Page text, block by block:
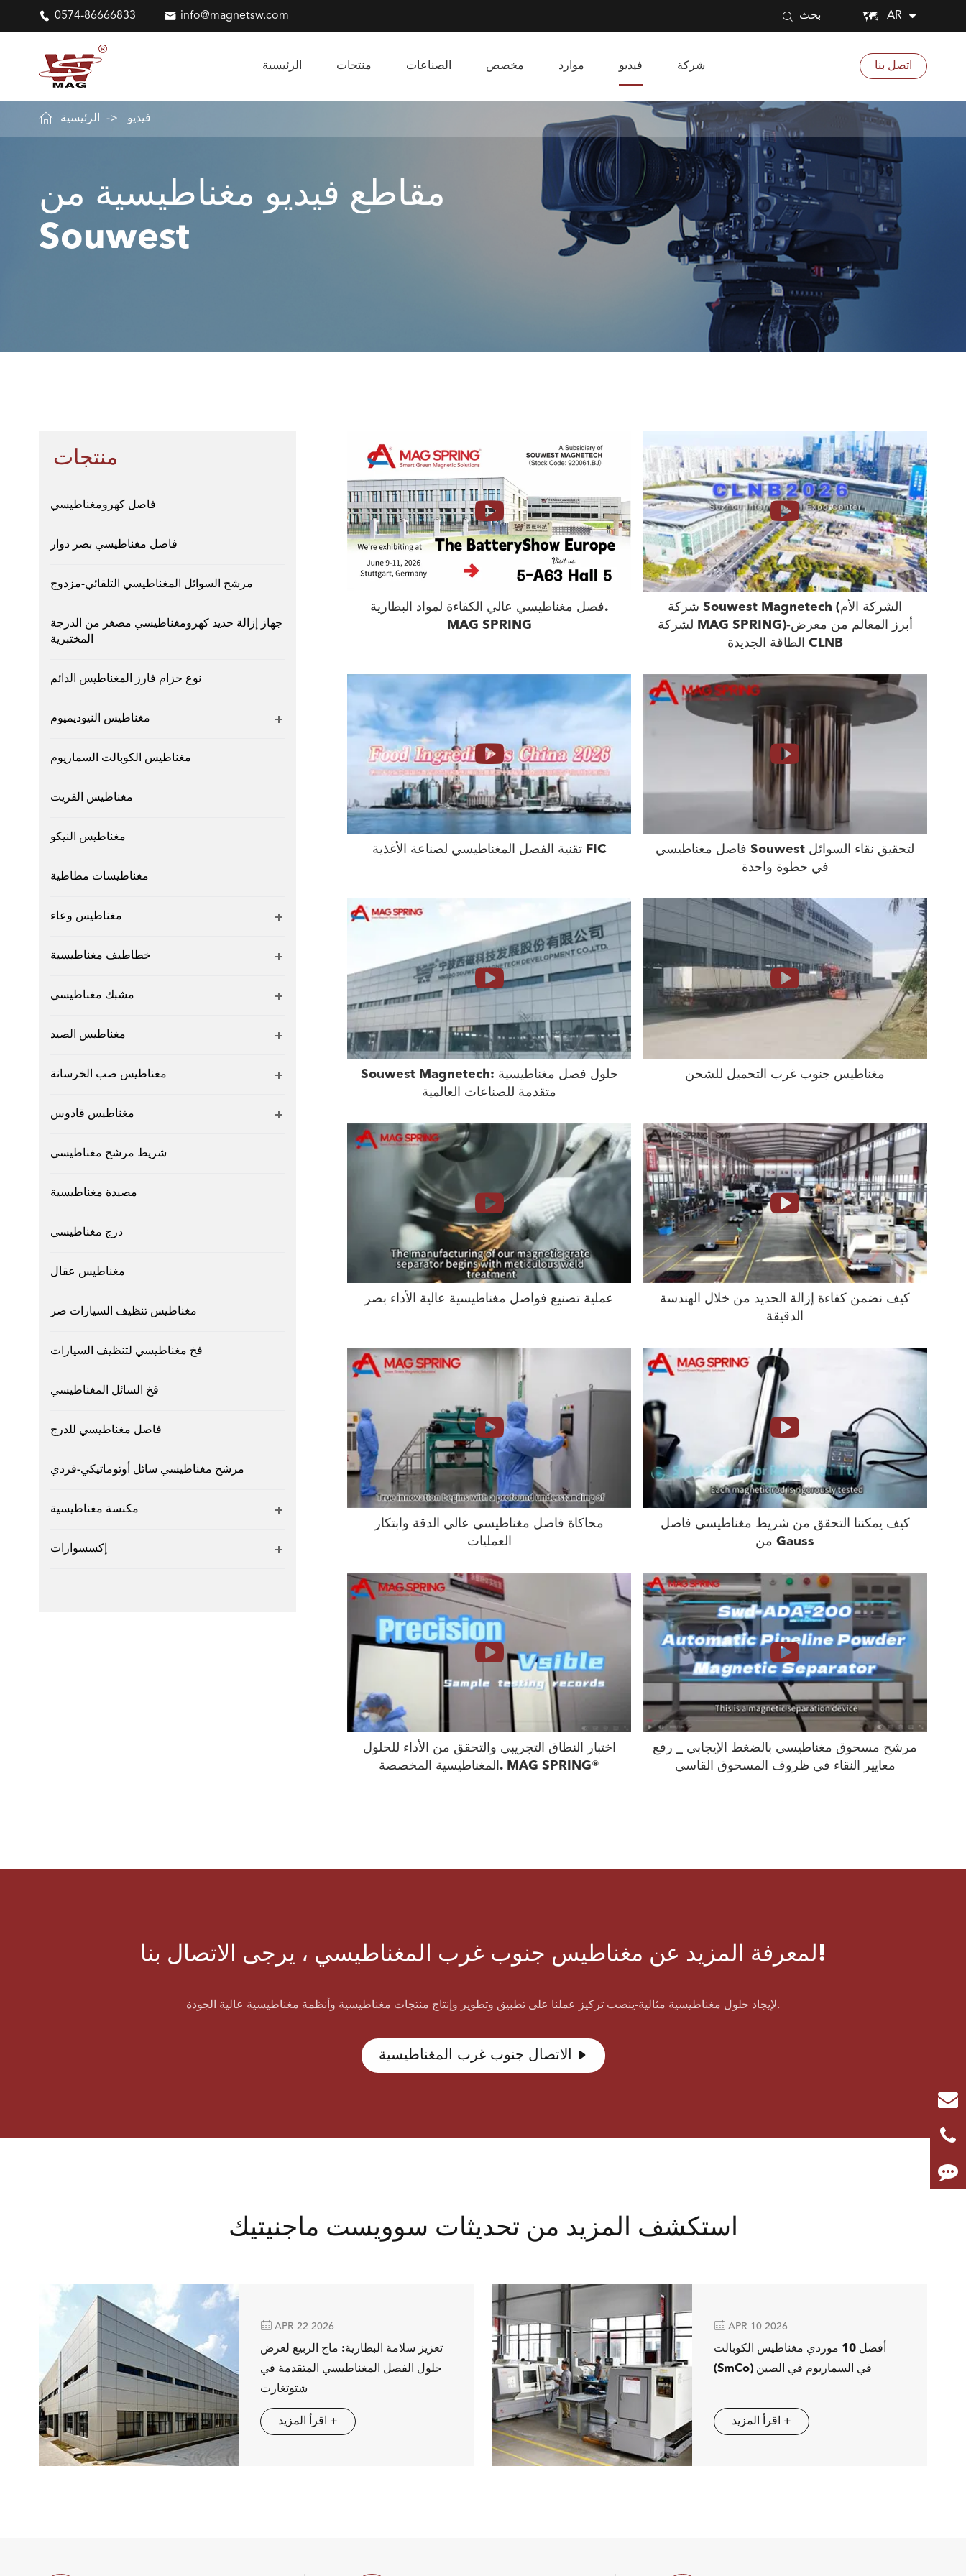
 0574-86666833  info@magnetsw.com  بحث  AR
الرئيسية منتجات الصناعات مخصص موارد فيديو شركة اتصل بنا
مقاطع فيديو مغناطيسية من
Souwest
 الرئيسية فيديو
منتجات
فاصل كهرومغناطيسي
فاصل مغناطيسي بصر دوار
مرشح السوائل المغناطيسي التلقائي-مزدوج
جهاز إزالة حديد كهرومغناطيسي مصغر من الدرجة
المختبرية
نوع حزام فارز المغناطيس الدائم
مغناطيس النيوديميوم
مغناطيس الكوبالت السماريوم
مغناطيس الفريت
مغناطيس النيكو
مغناطيسات مطاطية
مغناطيس وعاء
خطاطيف مغناطيسية
مشبك مغناطيسي
مغناطيس الصيد
مغناطيس صب الخرسانة
مغناطيس قادوس
شريط مرشح مغناطيسي
مصيدة مغناطيسية
درج مغناطيسي
مغناطيس عقال
مغناطيس تنظيف السيارات صر
فخ مغناطيسي لتنظيف السيارات
فخ السائل المغناطيسي
فاصل مغناطيسي للدرج
مرشح مغناطيسي سائل أوتوماتيكي-فردي
مكنسة مغناطيسية
إكسسوارات
فصل مغناطيسي عالي الكفاءة لمواد البطارية.
MAG SPRING
شركة Souwest Magnetech (الشركة الأم
لشركة MAG SPRING)-أبرز المعالم من معرض
الطاقة الجديدة CLNB
تقنية الفصل المغناطيسي لصناعة الأغذية FIC
فاصل مغناطيسي Souwest لتحقيق نقاء السوائل
في خطوة واحدة
Souwest Magnetech: حلول فصل مغناطيسية
متقدمة للصناعات العالمية
مغناطيس جنوب غرب التحميل للشحن
عملية تصنيع فواصل مغناطيسية عالية الأداء بصر
كيف نضمن كفاءة إزالة الحديد من خلال الهندسة
الدقيقة
محاكاة فاصل مغناطيسي عالي الدقة وابتكار
العمليات
كيف يمكننا التحقق من شريط مغناطيسي فاصل
من Gauss
اختبار النطاق التجريبي والتحقق من الأداء للحلول
المغناطيسية المخصصة. MAG SPRING®
مرشح مسحوق مغناطيسي بالضغط الإيجابي _ رفع
معايير النقاء في ظروف المسحوق القاسي
لمعرفة المزيد عن مغناطيس جنوب غرب المغناطيسي ، يرجى الاتصال بنا!
لإيجاد حلول مغناطيسية مثالية-ينصب تركيز عملنا على تطبيق وتطوير وإنتاج منتجات مغناطيسية وأنظمة مغناطيسية عالية الجودة.

استكشف المزيد من تحديثات سوويست ماجنيتيك
 APR 22 2026
تعزيز سلامة البطارية: ماج الربيع لعرض
حلول الفصل المغناطيسي المتقدمة في
شتوتغارت
اقرأ المزيد +
 APR 10 2026
أفضل 10 موردي مغناطيس الكوبالت
(SmCo) في السماريوم في الصين
اقرأ المزيد +